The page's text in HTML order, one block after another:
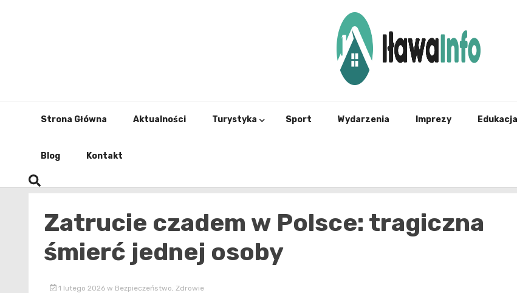
Strona Główna Aktualności Turystyka Sport Wydarzenia Imprezy Edukacja
Blog Kontakt
Zatrucie czadem w Polsce: tragiczna
śmierć jednej osoby
1 lutego 2026 w Bezpieczeństwo Zdrowie